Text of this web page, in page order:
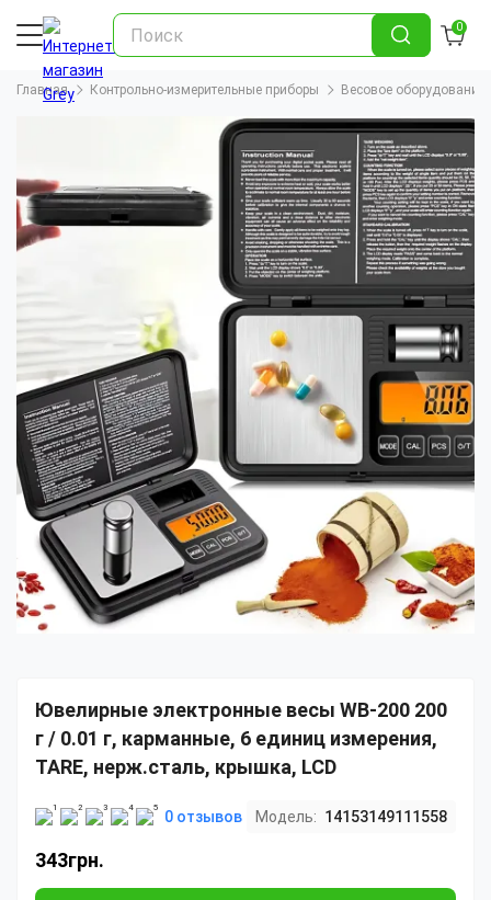
0
Главная Контрольно-измерительные приборы Весовое оборудование
Ювелирные электронные весы WB-200 200
г / 0.01 г, карманные, 6 единиц измерения,
TARE, нерж.сталь, крышка, LCD
0 отзывов Модель: 14153149111558
343грн.